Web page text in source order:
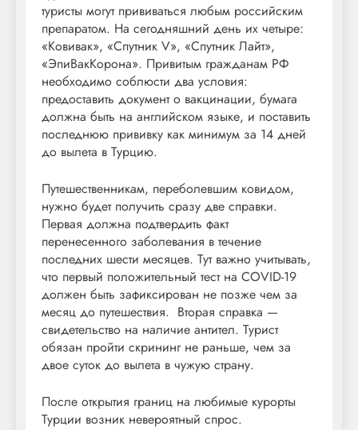
туристы могут прививаться любым российским
препаратом. На сегодняшний день их четыре:
«Ковивак», «Спутник V», «Спутник Лайт»,
«ЭпиВакКорона». Привитым гражданам РФ
необходимо соблюсти два условия:
предоставить документ о вакцинации, бумага
должна быть на английском языке, и поставить
последнюю прививку как минимум за 14 дней
до вылета в Турцию.
Путешественникам, переболевшим ковидом,
нужно будет получить сразу две справки.
Первая должна подтвердить факт
перенесенного заболевания в течение
последних шести месяцев. Тут важно учитывать,
что первый положительный тест на COVID-19
должен быть зафиксирован не позже чем за
месяц до путешествия. Вторая справка —
свидетельство на наличие антител. Турист
обязан пройти скрининг не раньше, чем за
двое суток до вылета в чужую страну.
После открытия границ на любимые курорты
Турции возник невероятный спрос.